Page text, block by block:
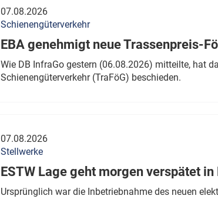
Politik
Verbände: Wer spricht für
wen?
Thema des Monats
Dossier: Generalsanierung
Dossier: ETCS
Infrastruktur &
ÖPNV
07.08.2026
Schienengüterverkehr
EBA genehmigt neue Trassenpreis-
Wie DB InfraGo gestern (06.08.2026) mitteilte, hat
Schienengüterverkehr (TraFöG) beschieden.
07.08.2026
Stellwerke
ESTW Lage geht morgen verspätet
Ursprünglich war die Inbetriebnahme des neuen